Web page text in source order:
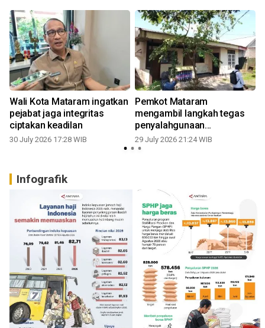
Wali Kota Mataram ingatkan
pejabat jaga integritas
ciptakan keadilan
30 July 2026 17:28 WIB
Pemkot Mataram
mengambil langkah tegas
penyalahgunaan
pemanfaatan aset
29 July 2026 21:24 WIB
Infografik